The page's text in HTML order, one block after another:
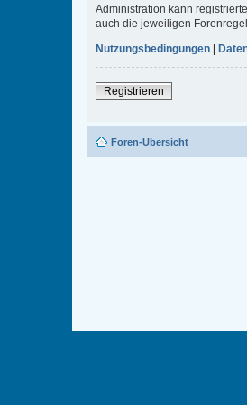
Administration kann
auch die jeweiligen
Nutzungsbedingungen |
Registrieren
Foren-Übersicht